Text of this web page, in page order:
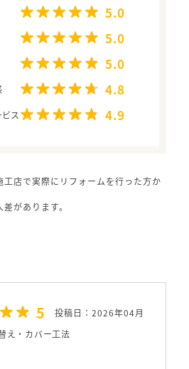
5.0
5.0
5.0
4.8
ス 4.9
店で実際にリフォームを行った方か
があります。
5 投稿日：2026年04月
え・カバー工法